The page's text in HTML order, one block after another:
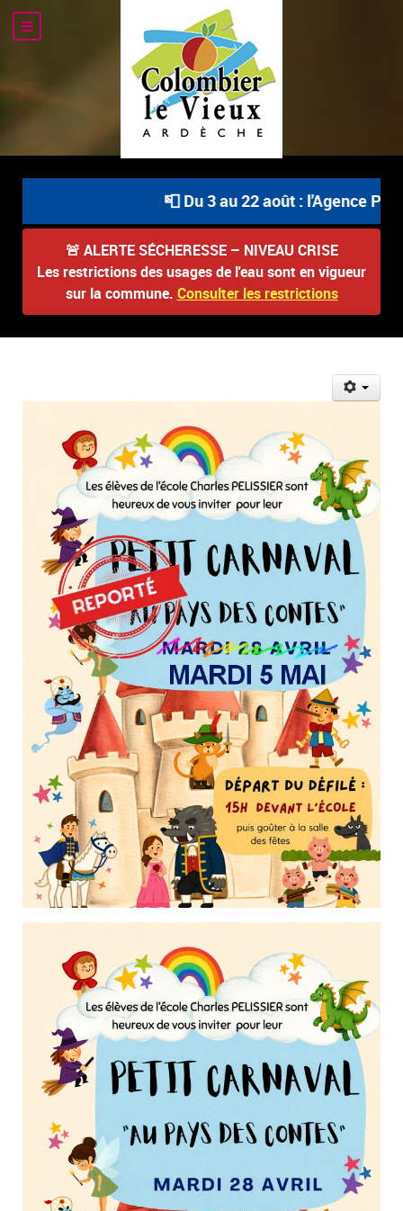
📮 Du 3 au 22 août : l'Agence
🚨 ALERTE SÉCHERESSE – NIVEAU CRISE
Les restrictions des usages de l'eau sont en vigueur
sur la commune. Consulter les restrictions